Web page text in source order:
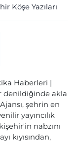
Köşe Yazıları
Haberleri |
denildiğinde akla
şehrin en
yayıncılık
nabzını
kıyısından,